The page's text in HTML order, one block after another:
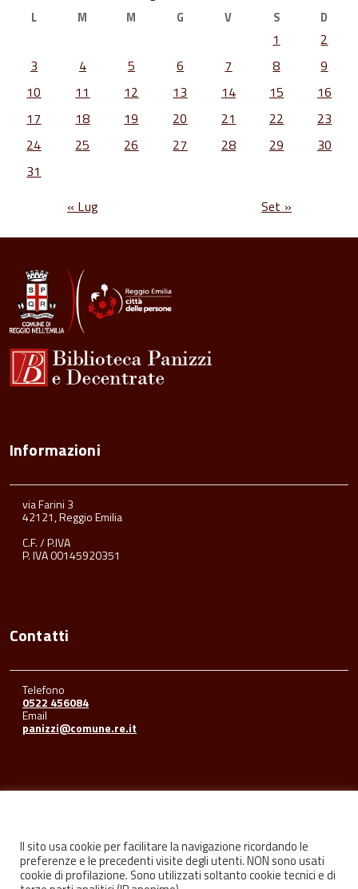
L M M G V S D
1
2
3
4 5 6 7 8
9
10
11 12 13 14 15
16
17
18 19 20 21 22
23
24
25 26 27 28 29
30
31
« Lug
Set »
Informazioni
via Farini 3
42121, Reggio Emilia
C.F. / P.IVA
P. IVA 00145920351
Contatti
Telefono
0522 456084
Email
panizzi@comune.re.it
FacebookYoutubeInstagram
Il sito usa cookie per facilitare la navigazione ricordando le
preferenze e le precedenti visite degli utenti. NON sono usati
cookie di profilazione. Sono utilizzati soltanto cookie tecnici e di